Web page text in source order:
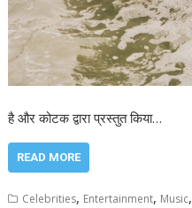
है और कोटक द्वारा प्रस्तुत किया…
READ MORE
Celebrities, Entertainment, Music,